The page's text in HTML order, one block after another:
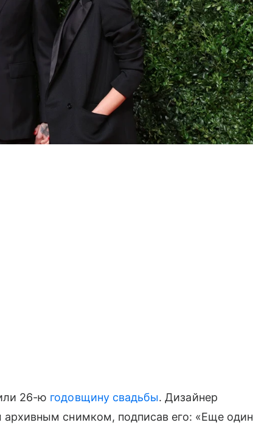
26-ю годовщину свадьбы. Дизайнер
архивным снимком, подписав его: «Еще один